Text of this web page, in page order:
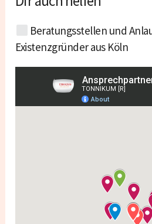
Beratungsstellen und
Existenzgründer aus Köln